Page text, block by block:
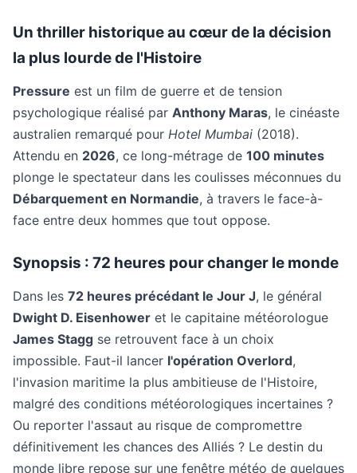
Un thriller historique au cœur de la décision
la plus lourde de l'Histoire
Pressure est un film de guerre et de tension
psychologique réalisé par Anthony Maras, le cinéaste
australien remarqué pour Hotel Mumbai (2018).
Attendu en 2026, ce long-métrage de 100 minutes
plonge le spectateur dans les coulisses méconnues du
Débarquement en Normandie, à travers le face-à-
face entre deux hommes que tout oppose.
Synopsis : 72 heures pour changer le monde
Dans les 72 heures précédant le Jour J, le général
Dwight D. Eisenhower et le capitaine météorologue
James Stagg se retrouvent face à un choix
impossible. Faut-il lancer l'opération Overlord,
l'invasion maritime la plus ambitieuse de l'Histoire,
malgré des conditions météorologiques incertaines ?
Ou reporter l'assaut au risque de compromettre
définitivement les chances des Alliés ? Le destin du
monde libre repose sur une fenêtre météo de quelques